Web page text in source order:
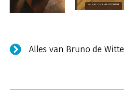
Alles van Bruno de Witte